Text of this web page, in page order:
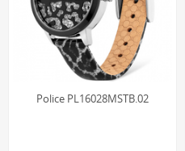
Police PL16028MSTB.02